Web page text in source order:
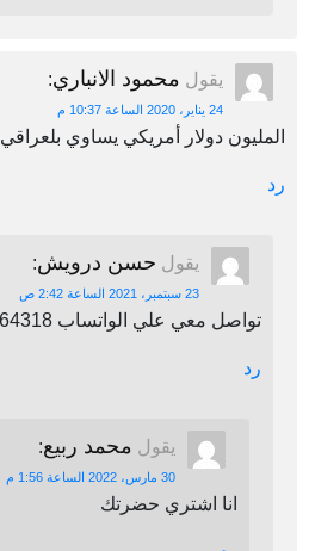
يقول محمود الانباري:
24 يناير، 2020 الساعة 10:37 م
المليون دولار أمريكي يساوي بلعراقي
رد
يقول حسن درويش:
23 سبتمبر، 2021 الساعة 2:42 ص
تواصل معي علي الواتساب 00249905364318
رد
يقول محمد ربيع:
30 مارس، 2022 الساعة 1:56 م
انا اشتري حضرتك